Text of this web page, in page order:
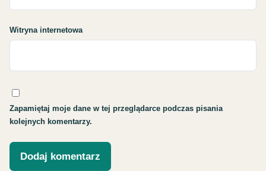
Witryna internetowa
Zapamiętaj moje dane w tej przeglądarce podczas pisania
kolejnych komentarzy.